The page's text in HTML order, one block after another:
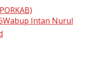
Wabup Intan Nurul